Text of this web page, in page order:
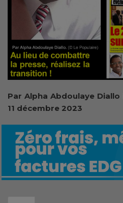
Par Alpha Abdoulaye
11 décembre 2023